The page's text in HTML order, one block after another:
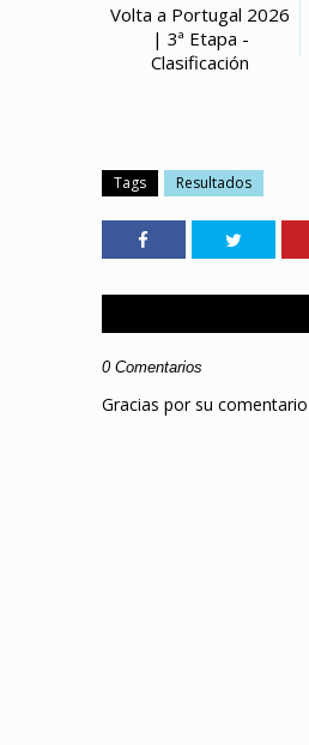
Volta a Portugal 2026
| 3ª Etapa -
Clasificación
Tags Resultados
0 Comentarios
Gracias por su comentario